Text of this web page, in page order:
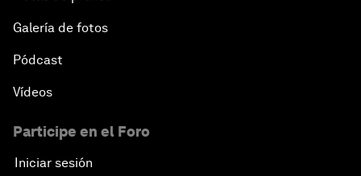
Galería de fotos
Pódcast
Vídeos
Participe en el Foro
Iniciar sesión